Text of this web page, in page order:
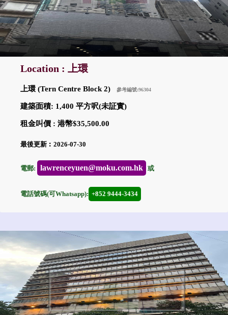
Location : 上環
上環 (Tern Centre Block 2) 參考編號:96304
建築面積: 1,400 平方呎(未証實)
租金叫價 : 港幣$35,500.00
最後更新︰2026-07-30
電郵: lawrenceyuen@moku.com.hk 或
電話號碼(可Whatsapp): +852 9444-3434